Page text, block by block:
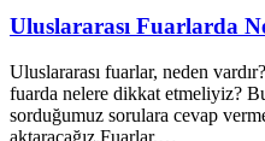
Uluslararası Fuarlarda
Uluslararası fuarlar, neden
fuarda nelere dikkat etmeliyiz?
sorduğumuz sorulara cevap